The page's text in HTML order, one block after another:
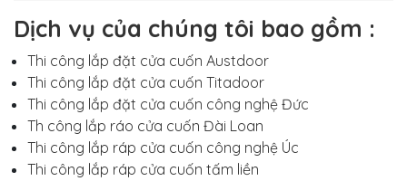
Dịch vụ của chúng tôi bao gồm :
Thi công lắp đặt cửa cuốn Austdoor
Thi công lắp đặt cửa cuốn Titadoor
Thi công lắp đặt cửa cuốn công nghệ Đức
Th công lắp ráo cửa cuốn Đài Loan
Thi công lắp ráp cửa cuốn công nghệ Úc
Thi công lắp ráp cửa cuốn tấm liền